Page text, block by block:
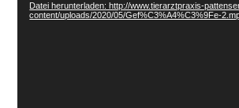
Datei herunterladen: http://www.tierarztpraxis-
content/uploads/2020/05/Gef%C3%A4%C3%9Fe-